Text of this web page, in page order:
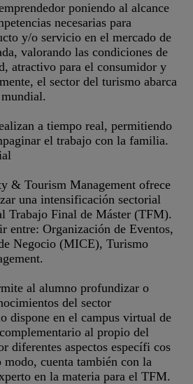
poniendo al alcance
necesarias para
y/o servicio en el mercado de
valorando las condiciones de
atractivo para el consumidor y
el sector del turismo abarca
a tiempo real, permitiendo
el trabajo con la familia.
& Tourism Management ofrece
una intensificación sectorial
Trabajo Final de Máster (TFM).
entre: Organización de Eventos,
Negocio (MICE), Turismo
al alumno profundizar o
del sector
dispone en el campus virtual de
al propio del
diferentes aspectos específi cos
cuenta también con la
en la materia para el TFM.